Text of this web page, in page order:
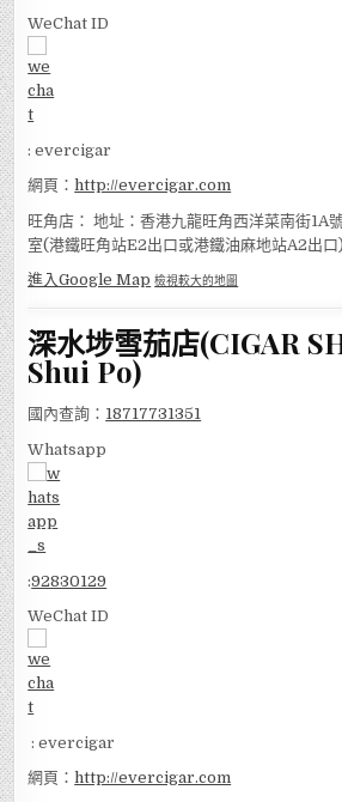
WeChat ID
: evercigar
網頁：http://evercigar.com
旺角店： 地址：香港九龍旺角西洋菜南街1A
室(港鐵旺角站E2出口或港鐵油麻地站A2出口)
進入Google Map 檢視較大的地圖
深水埗雪茄店(CIGAR
Shui Po)
國內查詢： 18717731351
Whatsapp
:92830129
WeChat ID
: evercigar
網頁：http://evercigar.com